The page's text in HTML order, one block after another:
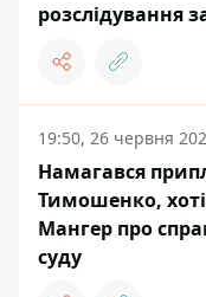
розслідування
19:50, 26 червня
Намагався
Тимошенко,
Мангер про
суду